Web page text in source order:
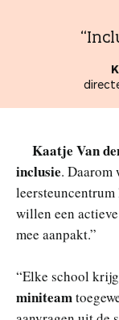
Kaatje Van
inclusie. Daarom
willen een
mee aanpakt.”
“Elke school
miniteam